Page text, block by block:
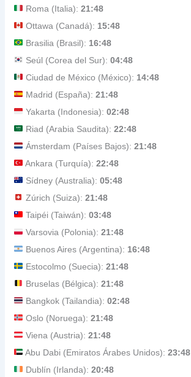
Roma (Italia):21:48
Ottawa (Canadá): 15:48
Brasilia (Brasil): 16:48
Seúl (Corea del Sur):04:48
Ciudad de México (México): 14:48
Madrid (España):21:48
Yakarta (Indonesia):02:48
Riad (Arabia Saudita):22:48
Ámsterdam (Países Bajos):21:48
Ankara (Turquía):22:48
Sídney (Australia):05:48
Zúrich (Suiza):21:48
Taipéi (Taiwán):03:48
Varsovia (Polonia):21:48
Buenos Aires (Argentina): 16:48
Estocolmo (Suecia):21:48
Bruselas (Bélgica):21:48
Bangkok (Tailandia):02:48
Oslo (Noruega):21:48
Viena (Austria):21:48
Abu Dabi (Emiratos Árabes Unidos):23:48
Dublín (Irlanda):20:48